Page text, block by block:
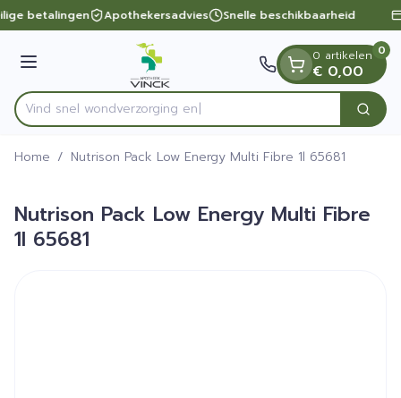
Ga naar de inhoud
1 van 1
betalingen Apothekersadvies Snelle beschikbaarheid
Menu
Product, merk, categorie...
Vind snel wondverzo Zoek
0 artikelen
€ 0,00
0
Home / Nutrison Pack Low Energy Multi Fibre 1l 65681
Nutrison Pack Low Energy Multi Fibre
1l 65681